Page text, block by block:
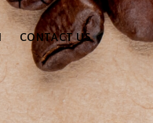
CONTACT US